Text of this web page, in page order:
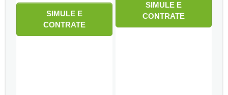
SIMULE E
CONTRATE
SIMULE E
CONTRATE